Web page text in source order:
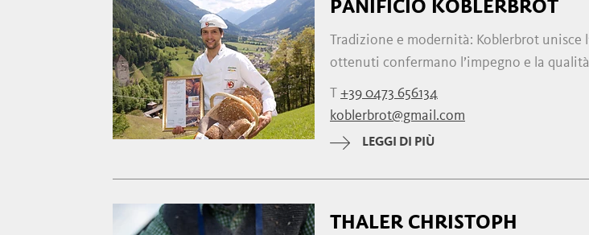
PANIFICIO KOBLERBROT
Tradizione e modernità: Koblerbrot unisce
ottenuti confermano l’impegno e la
T +39 0473 656134
koblerbrot@gmail.com
LEGGI DI PIÙ
THALER CHRISTOPH